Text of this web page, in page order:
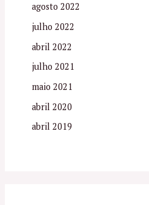
agosto 2022
julho 2022
abril 2022
julho 2021
maio 2021
abril 2020
abril 2019